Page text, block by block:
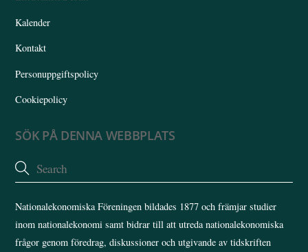
Kalender
Kontakt
Personuppgiftspolicy
Cookiepolicy
SÖK PÅ DENNA WEBBPLATS
Nationalekonomiska Föreningen bildades 1877 och främjar studier
inom nationalekonomi samt bidrar till att utreda nationalekonomiska
frågor genom föredrag, diskussioner och utgivande av tidskriften